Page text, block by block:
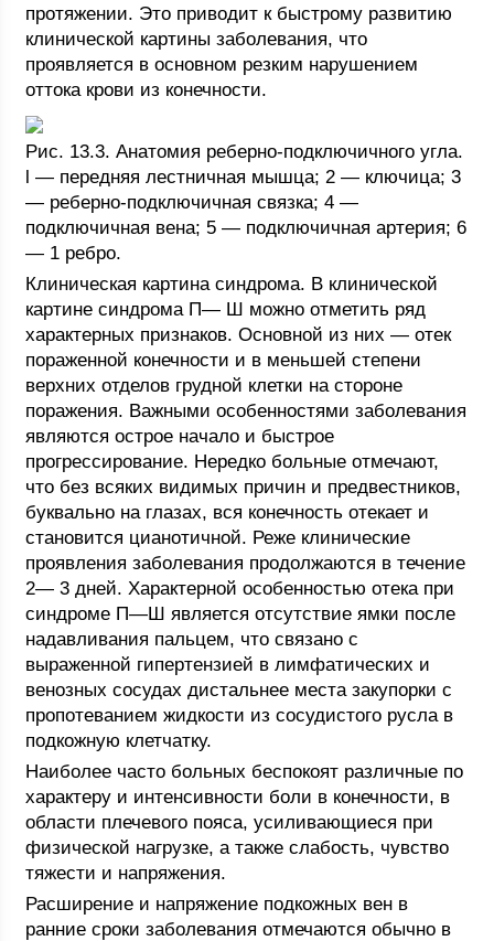
протяжении. Это приводит к быстрому развитию
клинической картины заболевания, что
проявляется в основном резким нарушением
оттока крови из конечности.
Рис. 13.3. Анатомия реберно-подключичного угла.
l — передняя лестничная мышца; 2 — ключица; 3
— реберно-подключичная связка; 4 —
подключичная вена; 5 — подключичная артерия; 6
— 1 ребро.
Клиническая картина синдрома. В клинической
картине синдрома П— Ш можно отметить ряд
характерных признаков. Основной из них — отек
пораженной конечности и в меньшей степени
верхних отделов грудной клетки на стороне
поражения. Важными особенностями заболевания
являются острое начало и быстрое
прогрессирование. Нередко больные отмечают,
что без всяких видимых причин и предвестников,
буквально на глазах, вся конечность отекает и
становится цианотичной. Реже клинические
проявления заболевания продолжаются в течение
2— 3 дней. Характерной особенностью отека при
синдроме П—Ш является отсутствие ямки после
надавливания пальцем, что связано с
выраженной гипертензией в лимфатических и
венозных сосудах дистальнее места закупорки с
пропотеванием жидкости из сосудистого русла в
подкожную клетчатку.
Наиболее часто больных беспокоят различные по
характеру и интенсивности боли в конечности, в
области плечевого пояса, усиливающиеся при
физической нагрузке, а также слабость, чувство
тяжести и напряжения.
Расширение и напряжение подкожных вен в
ранние сроки заболевания отмечаются обычно в